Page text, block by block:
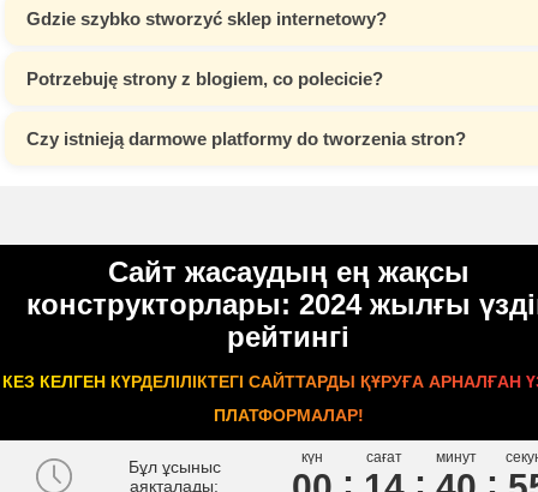
Gdzie szybko stworzyć sklep internetowy?
Potrzebuję strony z blogiem, co polecicie?
Czy istnieją darmowe platformy do tworzenia stron?
Сайт жасаудың ең жақсы
конструкторлары: 2024 жылғы
рейтингі
КЕЗ КЕЛГЕН КҮРДЕЛІЛІКТЕГІ САЙТТАРДЫ ҚҰРУҒА АРНАЛҒАН
ПЛАТФОРМАЛАР!
Бұл ұсыныс
аяқталады:
күн сағат минут